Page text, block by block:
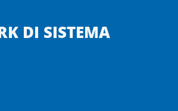
DI SISTEMA